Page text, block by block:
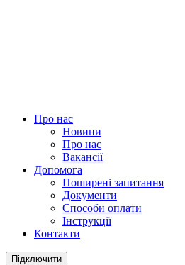
Про нас
Новини
Про нас
Вакансії
Допомога
Поширені запитання
Документи
Способи оплати
Інструкції
Контакти
Підключити